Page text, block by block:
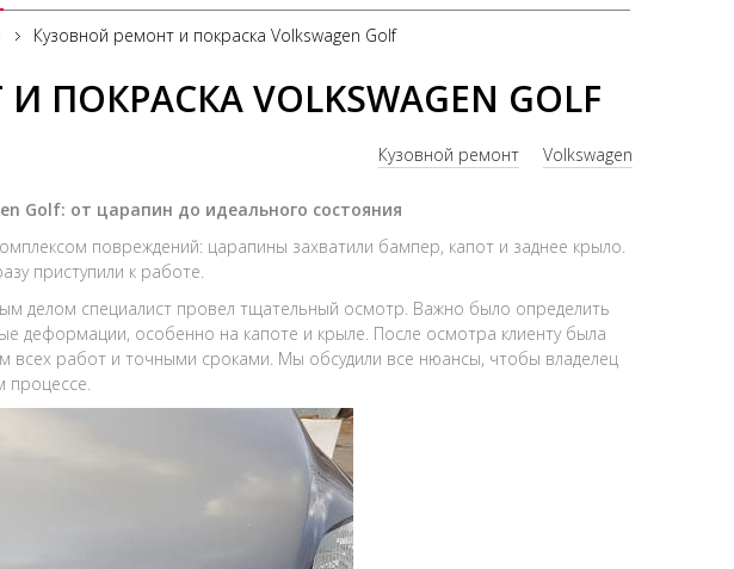
Кузовной ремонт и покраска Volkswagen Golf
VOLKSWAGEN GOLF
Кузовной ремонт Volkswagen
Golf: от царапин до идеального состояния
повреждений: царапины захватили бампер, капот и заднее крыло.
приступили к работе.
делом специалист провел тщательный осмотр. Важно было определить
деформации, особенно на капоте и крыле. После осмотра клиенту была
всех работ и точными сроками. Мы обсудили все нюансы, чтобы владелец
процессе.